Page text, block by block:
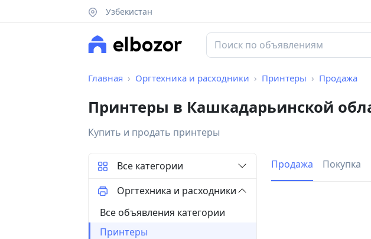
Узбекистан
Главная Оргтехника и расходники Принтеры Продажа
Принтеры в Кашкадарьинской
Купить и продать принтеры
Продажа Покупка
Все категории
Оргтехника и расходники
Все объявления категории
Принтеры